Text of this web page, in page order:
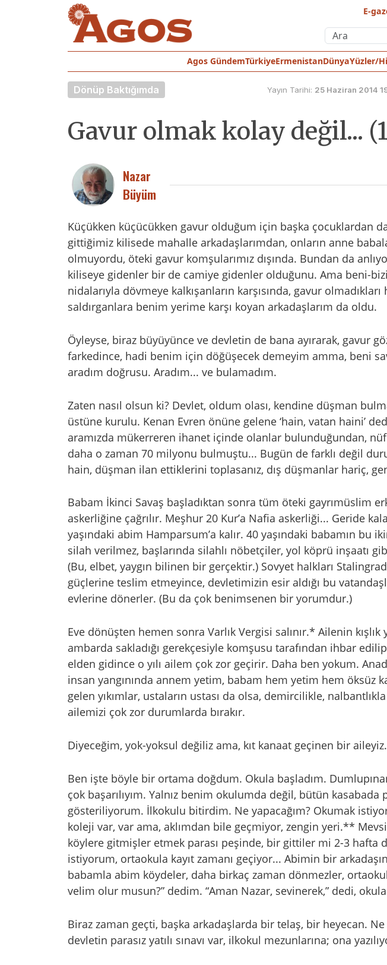
E-
Agos GündemTürkiyeErmenistanDünyaYüzler/
Dönüp Baktığımda Yayın Tarihi: 25 Haziran 2014
Gavur olmak kolay değil...
Nazar
Büyüm
Küçükken küçücükken gavur olduğum için başka çocuklardan
gittiğimiz kilisede mahalle arkadaşlarımdan, onların anne
olmuyordu, öteki gavur komşularımız dışında. Bundan da
kiliseye gidenler bir de camiye gidenler olduğunu. Ama beni-bizi
nidalarıyla dövmeye kalkışanların karşısında, gavur
saldırganlara benim yerime karşı koyan arkadaşlarım da oldu.
Öyleyse, biraz büyüyünce ve devletin de bana ayırarak, gavur
farkedince, hadi benim için döğüşecek demeyim amma, beni
aradım doğrusu. Aradım... ve bulamadım.
Zaten nasıl olsun ki? Devlet, oldum olası, kendine düşman
üstüne kurulu. Kenan Evren önüne gelene ‘hain, vatan haini’
aramızda mükerreren ihanet içinde olanlar bulunduğundan,
daha o zaman 70 milyonu bulmuştu... Bugün de farklı değil
hain, düşman ilan ettiklerini toplasanız, dış düşmanlar hariç,
Babam İkinci Savaş başladıktan sonra tüm öteki gayrımüslim
askerliğine çağrılır. Meşhur 20 Kur’a Nafia askerliği... Geride
yaşındaki abim Hamparsum’a kalır. 40 yaşındaki babamın bu
silah verilmez, başlarında silahlı nöbetçiler, yol köprü inşaatı
(Bu, elbet, yaygın bilinen bir gerçektir.) Sovyet halkları
güçlerine teslim etmeyince, devletimizin esir aldığı bu
evlerine dönerler. (Bu da çok benimsenen bir yorumdur.)
Eve dönüşten hemen sonra Varlık Vergisi salınır.* Ailenin
ambarda sakladığı gerekçesiyle komşusu tarafından ihbar
elden gidince o yılı ailem çok zor geçirir. Daha ben yokum.
insan yangınında annem yetim, babam hem yetim hem öksüz
gelen yıkımlar, ustaların ustası da olsa, demircilikle,
ailemizi çok zor durumlarda bırakır.
Diyeceğim, yok-yoksul değiliz ama, kıt kanaat geçinen bir aileyiz.
Ben işte böyle bir ortama doğdum. Okula başladım.
çok başarılıyım. Yalnız benim okulumda değil, bütün kasabada
gösteriliyorum. İlkokulu bitirdim. Ne yapacağım? Okumak
koleji var, var ama, aklımdan bile geçmiyor, zengin yeri.**
köylere gitmişler etmek parası peşinde, bir gittiler mi 2-3 hafta
istiyorum, ortaokula kayıt zamanı geçiyor... Abimin bir
babamla abim köydeler, daha birkaç zaman dönmezler,
velim olur musun?” dedim. “Aman Nazar, sevinerek,” dedi, okula
Biraz zaman geçti, başka arkadaşlarda bir telaş, bir heyecan. Ne
devletin parasız yatılı sınavı var, ilkokul mezunlarına; ona